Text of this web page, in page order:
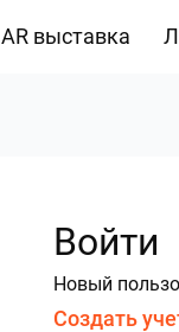
AR выставка
Войти
Новый
Создать